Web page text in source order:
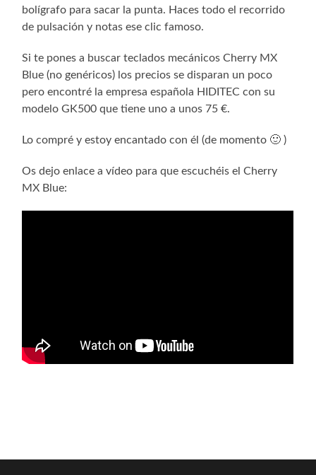
bolígrafo para sacar la punta. Haces todo el recorrido
de pulsación y notas ese clic famoso.
Si te pones a buscar teclados mecánicos Cherry MX
Blue (no genéricos) los precios se disparan un poco
pero encontré la empresa española HIDITEC con su
modelo GK500 que tiene uno a unos 75 €.
Lo compré y estoy encantado con él (de momento 🙂 )
Os dejo enlace a vídeo para que escuchéis el Cherry
MX Blue: